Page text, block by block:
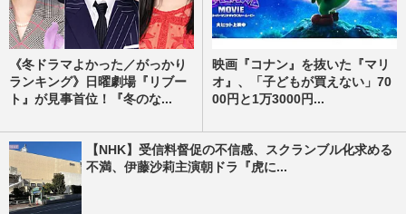
《冬ドラマよかった／がっかり
ランキング》日曜劇場『リブー
ト』が見事首位！『冬のな...
映画『コナン』を抜いた『マリ
オ』、「子どもが買えない」70
00円と1万3000円...
【NHK】受信料督促の不信感、スクランブル化求める
不満、伊藤沙莉主演朝ドラ『虎に...